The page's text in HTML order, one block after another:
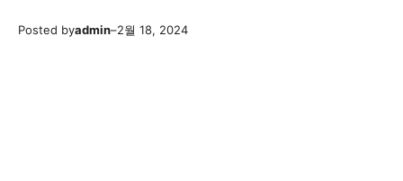
Posted byadmin–2월 18, 2024